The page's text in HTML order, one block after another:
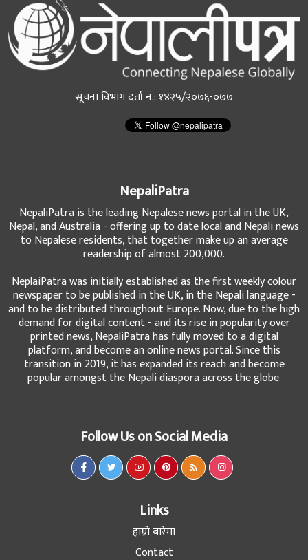
सूचना विभाग दर्ता नं.: १४२५/२०७६-०७७
NepaliPatra
NepaliPatra is the leading Nepalese news portal in the UK,
Nepal, and Australia - offering up to date local and Nepali news
to Nepalese residents, that together make up an average
readership of almost 200,000.
NeplaiPatra was initially established as the first weekly colour
newspaper to be published in the UK, in the Nepali language -
and to be distributed throughout Europe. Now, due to the high
demand for digital content - and its rise in popularity over
printed news, NepaliPatra has fully moved to a digital
platform, and become an online news portal. Since this
transition in 2019, it has expanded its reach and become
popular amongst the Nepali diaspora across the globe.
Follow Us on Social Media
Links
हाम्रो बारेमा
Contact